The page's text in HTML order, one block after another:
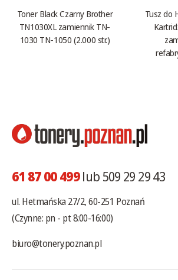
Toner Black Czarny Brother
TN1030XL zamiennik TN-
1030 TN-1050 (2.000 str.)
Tusz do
61 87 00 499lub 509 29 29 43
ul. Hetmańska 27/2, 60-251 Poznań
(Czynne: pn - pt 8:00-16:00)
biuro@tonery.poznan.pl